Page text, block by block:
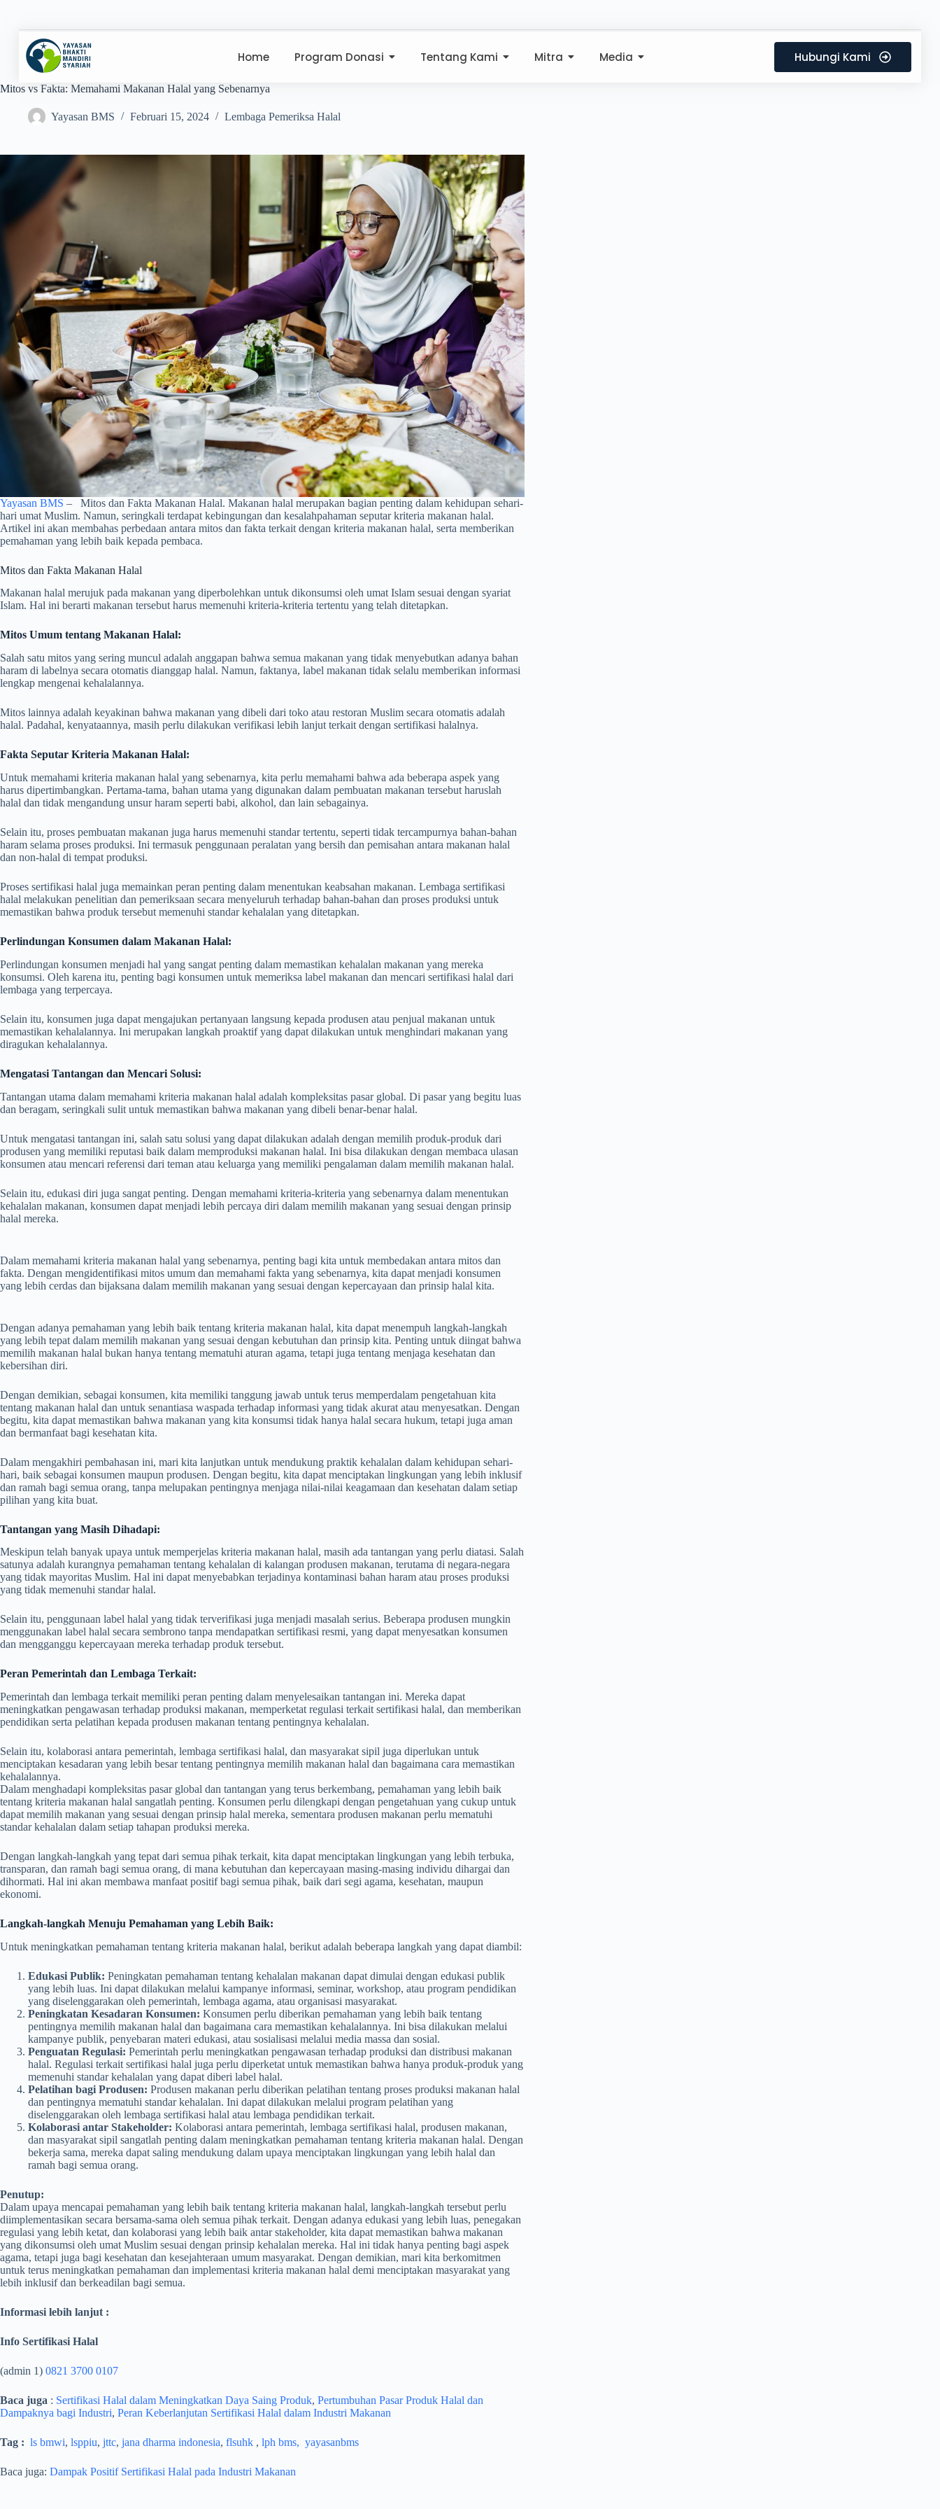
Home Program Donasi Tentang Kami Mitra Media Hubungi Kami
Mitos vs Fakta: Memahami Makanan Halal yang Sebenarnya
Yayasan BMS Februari 15, 2024 Lembaga Pemeriksa Halal
Yayasan BMS – Mitos dan Fakta Makanan Halal. Makanan halal merupakan bagian penting dalam kehidupan sehari-
hari umat Muslim. Namun, seringkali terdapat kebingungan dan kesalahpahaman seputar kriteria makanan halal.
Artikel ini akan membahas perbedaan antara mitos dan fakta terkait dengan kriteria makanan halal, serta memberikan
pemahaman yang lebih baik kepada pembaca.
Mitos dan Fakta Makanan Halal
Makanan halal merujuk pada makanan yang diperbolehkan untuk dikonsumsi oleh umat Islam sesuai dengan syariat
Islam. Hal ini berarti makanan tersebut harus memenuhi kriteria-kriteria tertentu yang telah ditetapkan.
Mitos Umum tentang Makanan Halal:
Salah satu mitos yang sering muncul adalah anggapan bahwa semua makanan yang tidak menyebutkan adanya bahan
haram di labelnya secara otomatis dianggap halal. Namun, faktanya, label makanan tidak selalu memberikan informasi
lengkap mengenai kehalalannya.
Mitos lainnya adalah keyakinan bahwa makanan yang dibeli dari toko atau restoran Muslim secara otomatis adalah
halal. Padahal, kenyataannya, masih perlu dilakukan verifikasi lebih lanjut terkait dengan sertifikasi halalnya.
Fakta Seputar Kriteria Makanan Halal:
Untuk memahami kriteria makanan halal yang sebenarnya, kita perlu memahami bahwa ada beberapa aspek yang
harus dipertimbangkan. Pertama-tama, bahan utama yang digunakan dalam pembuatan makanan tersebut haruslah
halal dan tidak mengandung unsur haram seperti babi, alkohol, dan lain sebagainya.
Selain itu, proses pembuatan makanan juga harus memenuhi standar tertentu, seperti tidak tercampurnya bahan-bahan
haram selama proses produksi. Ini termasuk penggunaan peralatan yang bersih dan pemisahan antara makanan halal
dan non-halal di tempat produksi.
Proses sertifikasi halal juga memainkan peran penting dalam menentukan keabsahan makanan. Lembaga sertifikasi
halal melakukan penelitian dan pemeriksaan secara menyeluruh terhadap bahan-bahan dan proses produksi untuk
memastikan bahwa produk tersebut memenuhi standar kehalalan yang ditetapkan.
Perlindungan Konsumen dalam Makanan Halal:
Perlindungan konsumen menjadi hal yang sangat penting dalam memastikan kehalalan makanan yang mereka
konsumsi. Oleh karena itu, penting bagi konsumen untuk memeriksa label makanan dan mencari sertifikasi halal dari
lembaga yang terpercaya.
Selain itu, konsumen juga dapat mengajukan pertanyaan langsung kepada produsen atau penjual makanan untuk
memastikan kehalalannya. Ini merupakan langkah proaktif yang dapat dilakukan untuk menghindari makanan yang
diragukan kehalalannya.
Mengatasi Tantangan dan Mencari Solusi:
Tantangan utama dalam memahami kriteria makanan halal adalah kompleksitas pasar global. Di pasar yang begitu luas
dan beragam, seringkali sulit untuk memastikan bahwa makanan yang dibeli benar-benar halal.
Untuk mengatasi tantangan ini, salah satu solusi yang dapat dilakukan adalah dengan memilih produk-produk dari
produsen yang memiliki reputasi baik dalam memproduksi makanan halal. Ini bisa dilakukan dengan membaca ulasan
konsumen atau mencari referensi dari teman atau keluarga yang memiliki pengalaman dalam memilih makanan halal.
Selain itu, edukasi diri juga sangat penting. Dengan memahami kriteria-kriteria yang sebenarnya dalam menentukan
kehalalan makanan, konsumen dapat menjadi lebih percaya diri dalam memilih makanan yang sesuai dengan prinsip
halal mereka.
Dalam memahami kriteria makanan halal yang sebenarnya, penting bagi kita untuk membedakan antara mitos dan
fakta. Dengan mengidentifikasi mitos umum dan memahami fakta yang sebenarnya, kita dapat menjadi konsumen
yang lebih cerdas dan bijaksana dalam memilih makanan yang sesuai dengan kepercayaan dan prinsip halal kita.
Dengan adanya pemahaman yang lebih baik tentang kriteria makanan halal, kita dapat menempuh langkah-langkah
yang lebih tepat dalam memilih makanan yang sesuai dengan kebutuhan dan prinsip kita. Penting untuk diingat bahwa
memilih makanan halal bukan hanya tentang mematuhi aturan agama, tetapi juga tentang menjaga kesehatan dan
kebersihan diri.
Dengan demikian, sebagai konsumen, kita memiliki tanggung jawab untuk terus memperdalam pengetahuan kita
tentang makanan halal dan untuk senantiasa waspada terhadap informasi yang tidak akurat atau menyesatkan. Dengan
begitu, kita dapat memastikan bahwa makanan yang kita konsumsi tidak hanya halal secara hukum, tetapi juga aman
dan bermanfaat bagi kesehatan kita.
Dalam mengakhiri pembahasan ini, mari kita lanjutkan untuk mendukung praktik kehalalan dalam kehidupan sehari-
hari, baik sebagai konsumen maupun produsen. Dengan begitu, kita dapat menciptakan lingkungan yang lebih inklusif
dan ramah bagi semua orang, tanpa melupakan pentingnya menjaga nilai-nilai keagamaan dan kesehatan dalam setiap
pilihan yang kita buat.
Tantangan yang Masih Dihadapi:
Meskipun telah banyak upaya untuk memperjelas kriteria makanan halal, masih ada tantangan yang perlu diatasi. Salah
satunya adalah kurangnya pemahaman tentang kehalalan di kalangan produsen makanan, terutama di negara-negara
yang tidak mayoritas Muslim. Hal ini dapat menyebabkan terjadinya kontaminasi bahan haram atau proses produksi
yang tidak memenuhi standar halal.
Selain itu, penggunaan label halal yang tidak terverifikasi juga menjadi masalah serius. Beberapa produsen mungkin
menggunakan label halal secara sembrono tanpa mendapatkan sertifikasi resmi, yang dapat menyesatkan konsumen
dan mengganggu kepercayaan mereka terhadap produk tersebut.
Peran Pemerintah dan Lembaga Terkait:
Pemerintah dan lembaga terkait memiliki peran penting dalam menyelesaikan tantangan ini. Mereka dapat
meningkatkan pengawasan terhadap produksi makanan, memperketat regulasi terkait sertifikasi halal, dan memberikan
pendidikan serta pelatihan kepada produsen makanan tentang pentingnya kehalalan.
Selain itu, kolaborasi antara pemerintah, lembaga sertifikasi halal, dan masyarakat sipil juga diperlukan untuk
menciptakan kesadaran yang lebih besar tentang pentingnya memilih makanan halal dan bagaimana cara memastikan
kehalalannya.
Dalam menghadapi kompleksitas pasar global dan tantangan yang terus berkembang, pemahaman yang lebih baik
tentang kriteria makanan halal sangatlah penting. Konsumen perlu dilengkapi dengan pengetahuan yang cukup untuk
dapat memilih makanan yang sesuai dengan prinsip halal mereka, sementara produsen makanan perlu mematuhi
standar kehalalan dalam setiap tahapan produksi mereka.
Dengan langkah-langkah yang tepat dari semua pihak terkait, kita dapat menciptakan lingkungan yang lebih terbuka,
transparan, dan ramah bagi semua orang, di mana kebutuhan dan kepercayaan masing-masing individu dihargai dan
dihormati. Hal ini akan membawa manfaat positif bagi semua pihak, baik dari segi agama, kesehatan, maupun
ekonomi.
Langkah-langkah Menuju Pemahaman yang Lebih Baik:
Untuk meningkatkan pemahaman tentang kriteria makanan halal, berikut adalah beberapa langkah yang dapat diambil:
Edukasi Publik: Peningkatan pemahaman tentang kehalalan makanan dapat dimulai dengan edukasi publik
yang lebih luas. Ini dapat dilakukan melalui kampanye informasi, seminar, workshop, atau program pendidikan
yang diselenggarakan oleh pemerintah, lembaga agama, atau organisasi masyarakat.
Peningkatan Kesadaran Konsumen: Konsumen perlu diberikan pemahaman yang lebih baik tentang
pentingnya memilih makanan halal dan bagaimana cara memastikan kehalalannya. Ini bisa dilakukan melalui
kampanye publik, penyebaran materi edukasi, atau sosialisasi melalui media massa dan sosial.
Penguatan Regulasi: Pemerintah perlu meningkatkan pengawasan terhadap produksi dan distribusi makanan
halal. Regulasi terkait sertifikasi halal juga perlu diperketat untuk memastikan bahwa hanya produk-produk yang
memenuhi standar kehalalan yang dapat diberi label halal.
Pelatihan bagi Produsen: Produsen makanan perlu diberikan pelatihan tentang proses produksi makanan halal
dan pentingnya mematuhi standar kehalalan. Ini dapat dilakukan melalui program pelatihan yang
diselenggarakan oleh lembaga sertifikasi halal atau lembaga pendidikan terkait.
Kolaborasi antar Stakeholder: Kolaborasi antara pemerintah, lembaga sertifikasi halal, produsen makanan,
dan masyarakat sipil sangatlah penting dalam meningkatkan pemahaman tentang kriteria makanan halal. Dengan
bekerja sama, mereka dapat saling mendukung dalam upaya menciptakan lingkungan yang lebih halal dan
ramah bagi semua orang.
Penutup:
Dalam upaya mencapai pemahaman yang lebih baik tentang kriteria makanan halal, langkah-langkah tersebut perlu
diimplementasikan secara bersama-sama oleh semua pihak terkait. Dengan adanya edukasi yang lebih luas, penegakan
regulasi yang lebih ketat, dan kolaborasi yang lebih baik antar stakeholder, kita dapat memastikan bahwa makanan
yang dikonsumsi oleh umat Muslim sesuai dengan prinsip kehalalan mereka. Hal ini tidak hanya penting bagi aspek
agama, tetapi juga bagi kesehatan dan kesejahteraan umum masyarakat. Dengan demikian, mari kita berkomitmen
untuk terus meningkatkan pemahaman dan implementasi kriteria makanan halal demi menciptakan masyarakat yang
lebih inklusif dan berkeadilan bagi semua.
Informasi lebih lanjut :
Info Sertifikasi Halal
(admin 1) 0821 3700 0107
Baca juga : Sertifikasi Halal dalam Meningkatkan Daya Saing Produk, Pertumbuhan Pasar Produk Halal dan
Dampaknya bagi Industri, Peran Keberlanjutan Sertifikasi Halal dalam Industri Makanan
Tag : ls bmwi, lsppiu, jttc, jana dharma indonesia, flsuhk , lph bms, yayasanbms
Baca juga: Dampak Positif Sertifikasi Halal pada Industri Makanan